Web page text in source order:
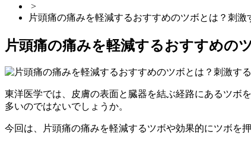
>
片頭痛の痛みを軽減するおすすめのツボとは？刺激
片頭痛の痛みを軽減するおすすめの
東洋医学では、皮膚の表面と臓器を結ぶ経路にあるツボ
多いのではないでしょうか。
今回は、片頭痛の痛みを軽減するツボや効果的にツボを